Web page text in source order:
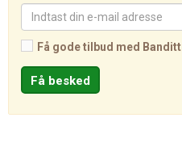
Få gode tilbud med